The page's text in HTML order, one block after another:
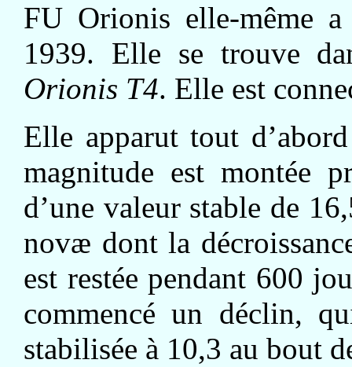
FU Orionis elle-même
1939. Elle se trouve
Orionis T4. Elle est
Elle apparut tout
magnitude est montée
d’une valeur stable de
novæ dont la
est restée pendant 600
commencé un déclin,
stabilisée à 10,3 au bout